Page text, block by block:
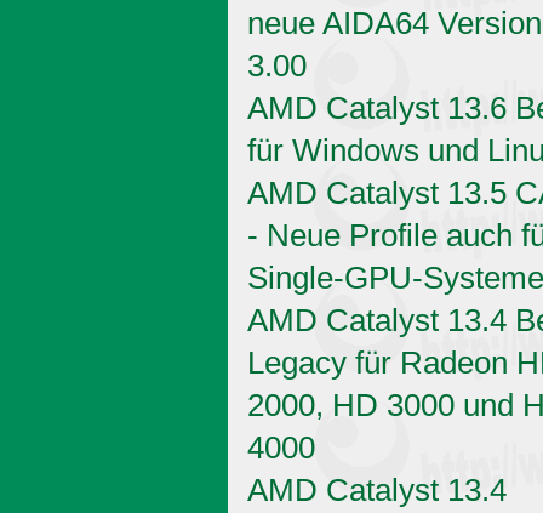
neue AIDA64 Version
3.00
AMD Catalyst 13.6
für Windows und
AMD Catalyst 13.5
- Neue Profile auch
Single-GPU-Systeme
AMD Catalyst 13.4
Legacy für Radeon
2000, HD 3000 und
4000
AMD Catalyst 13.4